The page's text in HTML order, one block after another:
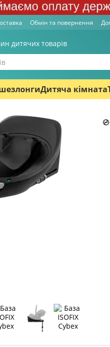
Обмін та повернення
дитячих товарів
шезлонгиДитяча кімната